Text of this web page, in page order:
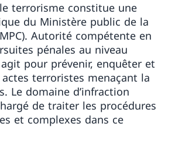
terrorisme constitue une
du Ministère public de la
Autorité compétente en
pénales au niveau
pour prévenir, enquêter et
terroristes menaçant la
Le domaine d’infraction
de traiter les procédures
et complexes dans ce